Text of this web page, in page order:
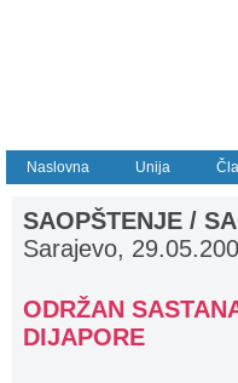
Naslovna Unija
SAOPŠTENJE /
Sarajevo,
ODRŽAN
DIJAPORE